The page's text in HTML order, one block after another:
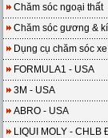
Chăm sóc ngoại thất
Chăm sóc gương &
Dụng cụ chăm sóc xe
FORMULA1 - USA
3M - USA
ABRO - USA
LIQUI MOLY - CHLB